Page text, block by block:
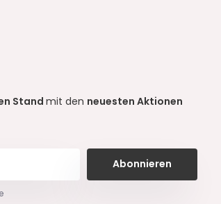
Standmit den neuesten Aktionen
Abonnieren